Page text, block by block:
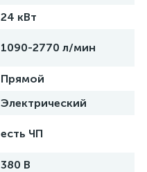
24 кВт
1090-2770 л/мин
Прямой
Электрический
есть ЧП
380 В